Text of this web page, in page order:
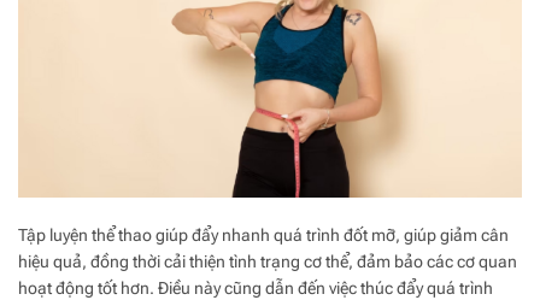
Tập luyện thể thao giúp đẩy nhanh quá trình đốt mỡ, giúp giảm cân
hiệu quả, đồng thời cải thiện tình trạng cơ thể, đảm bảo các cơ quan
hoạt động tốt hơn. Điều này cũng dẫn đến việc thúc đẩy quá trình